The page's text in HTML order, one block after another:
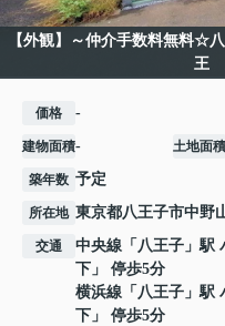
【外観】～仲介手数料無料☆
王
価格 -
建物面積- 土地面積
築年数 予定
所在地 東京都八王子市中野
交通 中央線 「 八王子 」駅
下」 停歩5分
横浜線 「 八王子 」駅
下」 停歩5分